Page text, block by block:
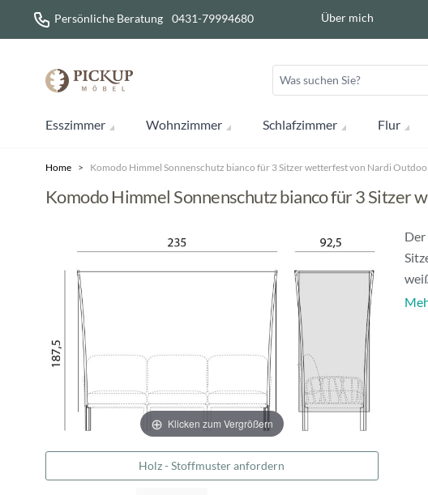
Direkt zum Inhalt
Persönliche Beratung 0431-79994680 Über mich
Esszimmer Wohnzimmer Schlafzimmer Flur
Home > Komodo Himmel Sonnenschutz bianco für 3 Sitzer wetterfest von Nardi
Komodo Himmel Sonnenschutz bianco für 3 Sitzer
Klicken zum Vergrößern
Holz - Stoffmuster anfordern
Der